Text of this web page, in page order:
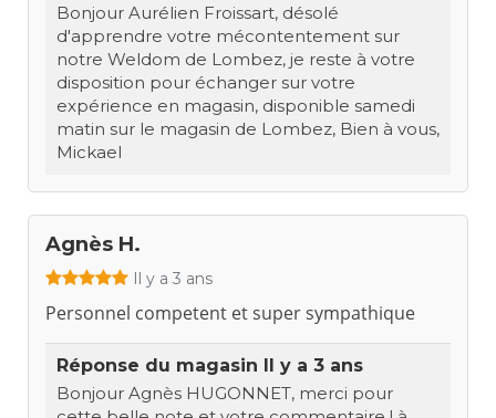
Bonjour Aurélien Froissart, désolé
d'apprendre votre mécontentement sur
notre Weldom de Lombez, je reste à votre
disposition pour échanger sur votre
expérience en magasin, disponible samedi
matin sur le magasin de Lombez, Bien à vous,
Mickael
Agnès H.
Il y a 3 ans
Personnel competent et super sympathique
Réponse du magasin Il y a 3 ans
Bonjour Agnès HUGONNET, merci pour